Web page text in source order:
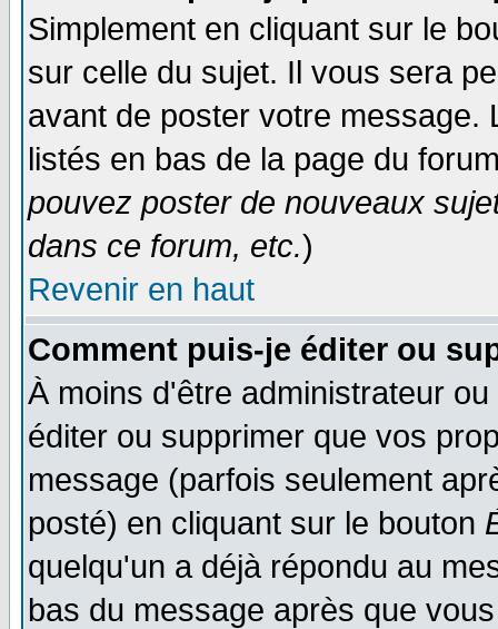
Simplement en cliquant sur le
sur celle du sujet. Il vous sera
avant de poster votre
listés en bas de la page du
pouvez poster de nouveaux
dans ce forum, etc.)
Revenir en haut
Comment puis-je éditer ou
À moins d'être administrateur
éditer ou supprimer que vos
message (parfois seulement
posté) en cliquant sur le bouton
quelqu'un a déjà répondu au
bas du message après que